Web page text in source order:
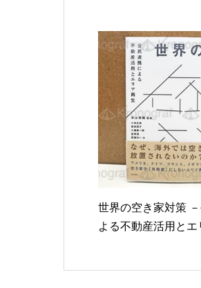
世界の空き家対策
よる不動産活用とエ